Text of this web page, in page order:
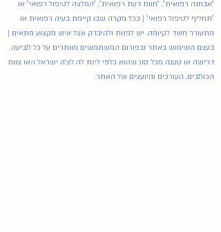
"אבחנה רפואית", "חוות דעת רפואית", "המלצה לטיפול רפואי" או
"תחליף לטיפול רפואי" | בכל מקרה שבו קיימת בעיה רפואית או
מתעורר חשד לקיומה, יש לפנות ולהיבדק אצל איש מקצוע מתאים |
בעצם השימוש באתר ובפורום המשתמשים מוותרים על כל תביעה,
דרישה או טענה מכל סוג שהוא כלפי ליגת לה לצ'ה ישראל ו/או צוות
הכותבים, העורכים והיועצים של האתר.